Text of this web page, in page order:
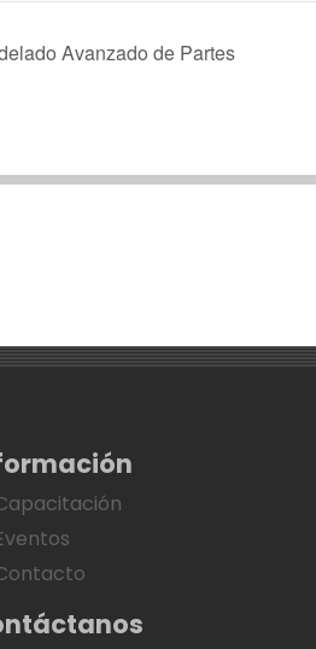
Avanzado de Partes